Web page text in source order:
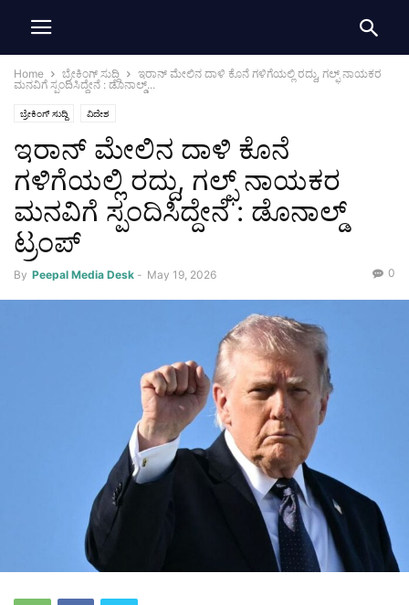
Home ಬ್ರೇಕಿಂಗ್ ಸುದ್ದಿ
ಇರಾನ್ ಮೇಲಿನ ದಾಳಿ ಕೊನೆ ಗಳಿಗೆಯಲ್ಲಿ ರದ್ದು, ಗಲ್ಫ್ ನಾಯಕರ
ಮನವಿಗೆ ಸ್ಪಂದಿಸಿದ್ದೇನೆ : ಡೊನಾಲ್ಡ್...
ಬ್ರೇಕಿಂಗ್ ಸುದ್ದಿ ವಿದೇಶ
ಇರಾನ್ ಮೇಲಿನ ದಾಳಿ ಕೊನೆ
ಗಳಿಗೆಯಲ್ಲಿ ರದ್ದು, ಗಲ್ಫ್ ನಾಯಕರ
ಮನವಿಗೆ ಸ್ಪಂದಿಸಿದ್ದೇನೆ : ಡೊನಾಲ್ಡ್
ಟ್ರಂಪ್
By Peepal Media Desk - May 19, 2026 0